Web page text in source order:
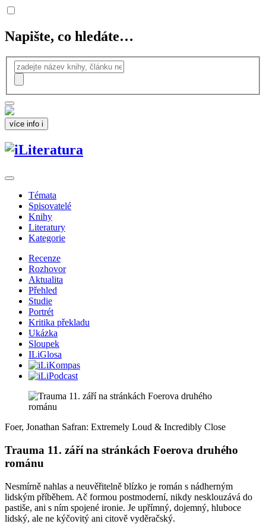
Napište, co hledáte…
více info i
Témata
Spisovatelé
Knihy
Literatury
Kategorie
Recenze
Rozhovor
Aktualita
Přehled
Studie
Portrét
Kritika překladu
Ukázka
Sloupek
ILiGlosa
Foer, Jonathan Safran: Extremely Loud & Incredibly Close
Trauma 11. září na stránkách Foerova druhého
románu
Nesmírně nahlas a neuvěřitelně blízko je román s nádherným
lidským příběhem. Ač formou postmoderní, nikdy nesklouzává do
pastiše, ani s ním spojené ironie. Je upřímný, dojemný, hluboce
lidský, ale ne kýčovitý ani citově vyděračský.